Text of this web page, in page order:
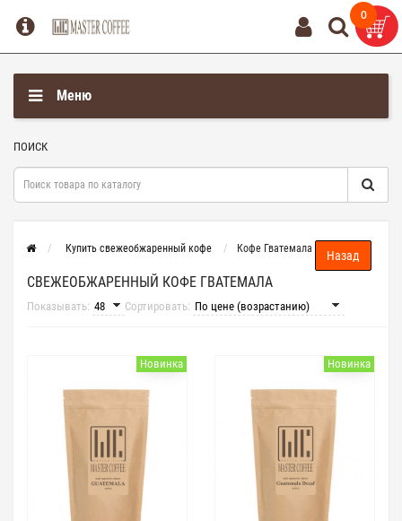
0
Меню
ПОИСК
Купить свежеобжаренный кофе Кофе Гватемала
СВЕЖЕОБЖАРЕННЫЙ КОФЕ ГВАТЕМАЛА
Показывать: Сортировать:
Новинка Новинка
0